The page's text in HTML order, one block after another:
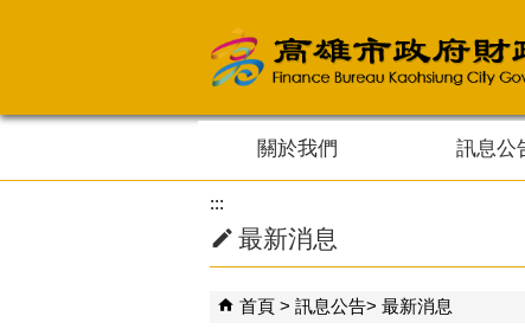
關於我們 訊息公
:::
最新消息
首頁 訊息公告 最新消息